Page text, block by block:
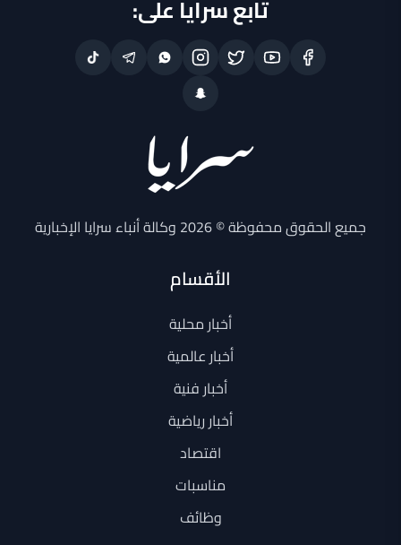
تابع سرايا على:
جميع الحقوق محفوظة © 2026 وكالة أنباء سرايا الإخبارية
الأقسام
أخبار محلية
أخبار عالمية
أخبار فنية
أخبار رياضية
اقتصاد
مناسبات
وظائف